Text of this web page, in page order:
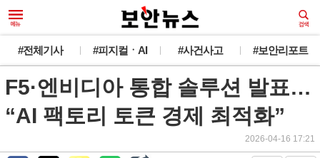
#전체기사 #피지컬ㆍAI #사건사고 #보안리포트
F5·엔비디아 통합 솔루션 발표…
“AI 팩토리 토큰 경제 최적화”
2026-04-16 17:21